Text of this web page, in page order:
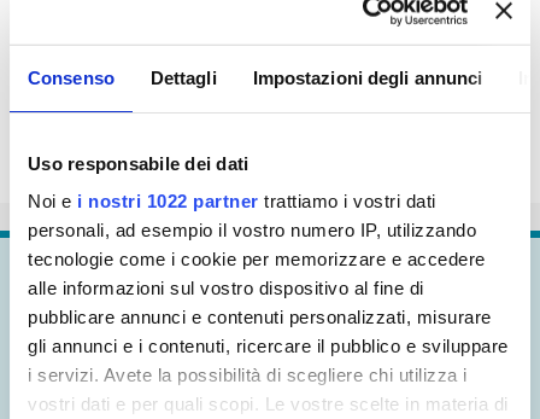
Consenso Dettagli Impostazioni degli annunci
Uso responsabile dei dati
Noi e i nostri 1022 partner trattiamo i vostri dati
personali, ad esempio il vostro numero IP, utilizzando
tecnologie come i cookie per memorizzare e accedere
alle informazioni sul vostro dispositivo al fine di
pubblicare annunci e contenuti personalizzati, misurare
gli annunci e i contenuti, ricercare il pubblico e sviluppare
i servizi. Avete la possibilità di scegliere chi utilizza i
vostri dati e per quali scopi. Le vostre scelte in materia di
Continua aesplorare